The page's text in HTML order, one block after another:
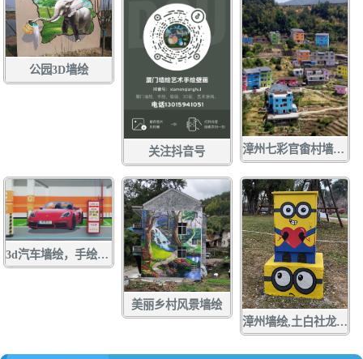
公园3D墙绘
关注抖音号 漳州七彩官畬村墙绘，手绘，壁画，彩绘
3d汽车墙绘，手绘，壁画，彩绘
美丽乡村风景墙绘
漳州墙绘,土白社龙舟文化中心墙绘，龙江游手绘，亲水营地彩绘，龙江岁月壁画,配电箱彩绘，手绘，壁画，涂鸦